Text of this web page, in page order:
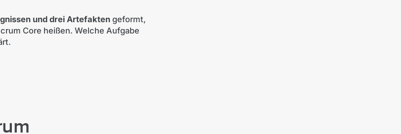
und drei Artefakten geformt,
Core heißen. Welche Aufgabe